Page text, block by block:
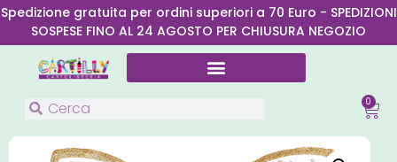
Spedizione gratuita per ordini superiori a 70 Euro - SPEDIZIONI
SOSPESE FINO AL 24 AGOSTO PER CHIUSURA NEGOZIO
0